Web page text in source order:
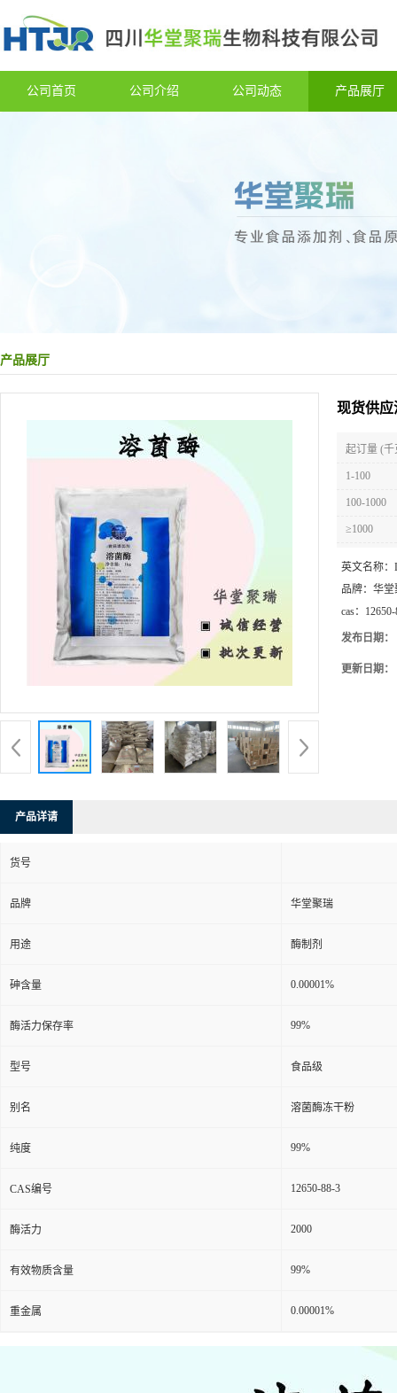
公司首页 公司介绍 公司动态 产品展厅
产品展厅
现货供应
起订量 (千
1-100
100-1000
≥1000
英文名称：
品牌： 华堂
cas：
发布日期：
更新日期：
产品详请
货号
品牌 华堂聚瑞
用途 酶制剂
砷含量 0.00001%
酶活力保存率 99%
型号 食品级
别名 溶菌酶冻干粉
纯度 99%
CAS编号 12650-88-3
酶活力 2000
有效物质含量 99%
重金属 0.00001%